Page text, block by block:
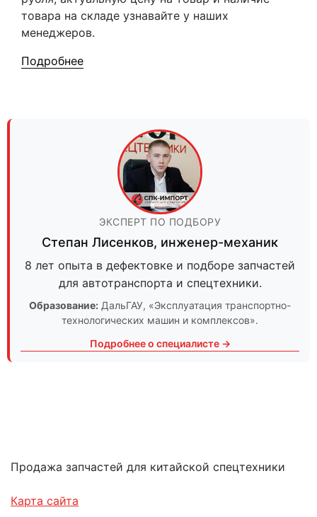
товара на складе узнавайте у наших
менеджеров.
Подробнее
ЭКСПЕРТ ПО ПОДБОРУ
Степан Лисенков, инженер-механик
8 лет опыта в дефектовке и подборе запчастей
для автотранспорта и спецтехники.
Образование: ДальГАУ, «Эксплуатация транспортно-
технологических машин и комплексов».
Подробнее о специалисте →
Продажа запчастей для китайской спецтехники
Карта сайта